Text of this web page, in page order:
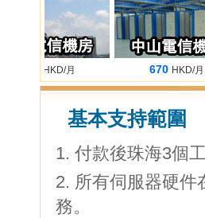
HKD/月 670HKD/月
基本支持範圍
付款後珠海3個
所有伺服器硬件
務。